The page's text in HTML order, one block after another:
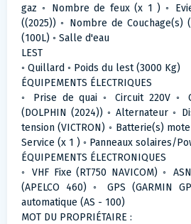
gaz ◦ Nombre de feux (x 1 ) ◦
((2025)) ◦ Nombre de
(100L) ◦ Salle d'eau
LEST
◦ Quillard ◦ Poids du lest (3000 Kg)
ÉQUIPEMENTS ÉLECTRIQUES
◦ Prise de quai ◦ Circuit 220V ◦
(DOLPHIN (2024)) ◦ Alternateur ◦
tension (VICTRON) ◦ Batterie(s)
Service (x 1 ) ◦ Panneaux solaires/
ÉQUIPEMENTS ÉLECTRONIQUES
◦ VHF Fixe (RT750 NAVICOM) ◦
(APELCO 460) ◦ GPS (GARMIN
automatique (AS - 100)
MOT DU PROPRIÉTAIRE :